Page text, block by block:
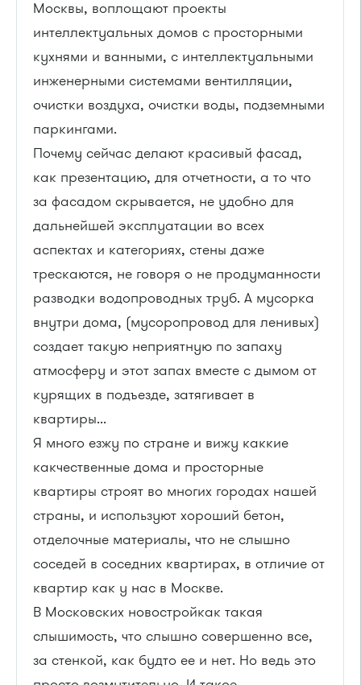
Москвы, воплощают проекты
интеллектуальных домов с просторными
кухнями и ванными, с интеллектуальными
инженерными системами вентилляции,
очистки воздуха, очистки воды, подземными
паркингами.
Почему сейчас делают красивый фасад,
как презентацию, для отчетности, а то что
за фасадом скрывается, не удобно для
дальнейшей эксплуатации во всех
аспектах и категориях, стены даже
трескаются, не говоря о не продуманности
разводки водопроводных труб. А мусорка
внутри дома, (мусоропровод для ленивых)
создает такую неприятную по запаху
атмосферу и этот запах вместе с дымом от
курящих в подъезде, затягивает в
квартиры...
Я много езжу по стране и вижу каккие
какчественные дома и просторные
квартиры строят во многих городах нашей
страны, и используют хороший бетон,
отделочные материалы, что не слышно
соседей в соседних квартирах, в отличие от
квартир как у нас в Москве.
В Московских новостройкак такая
слышимость, что слышно совершенно все,
за стенкой, как будто ее и нет. Но ведь это